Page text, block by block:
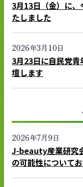
3月13日（金）に
たしました
2026年3月10日
3月23日に自民党
壇します
2026年7月9日
J-beauty産業研究
の可能性について